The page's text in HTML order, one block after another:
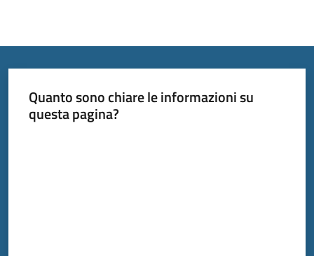
Quanto sono chiare le informazioni su
questa pagina?